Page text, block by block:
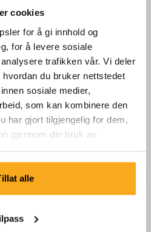
cookies
for å gi innhold og
for å levere sosiale
trafikken vår. Vi deler
du bruker nettstedet
sosiale medier,
som kan kombinere den
har gjort tilgjengelig for dem,
gjennom din bruk av
alle